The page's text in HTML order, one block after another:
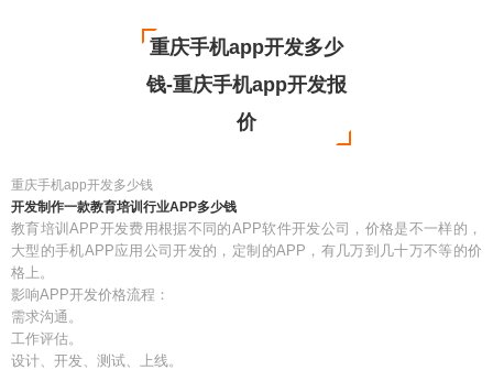
重庆手机app开发多少
钱-重庆手机app开发报
价
重庆手机app开发多少钱
开发制作一款教育培训行业APP多少钱
教育培训APP开发费用根据不同的APP软件开发公司，价格是不一样的，
大型的手机APP应用公司开发的，定制的APP，有几万到几十万不等的价
格上。
影响APP开发价格流程：
需求沟通。
工作评估。
设计、开发、测试、上线。